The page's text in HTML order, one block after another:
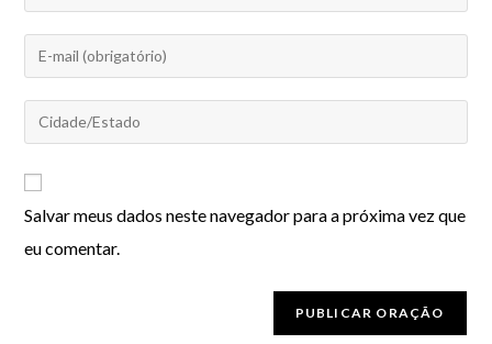
Salvar meus dados neste navegador para a próxima vez que
eu comentar.